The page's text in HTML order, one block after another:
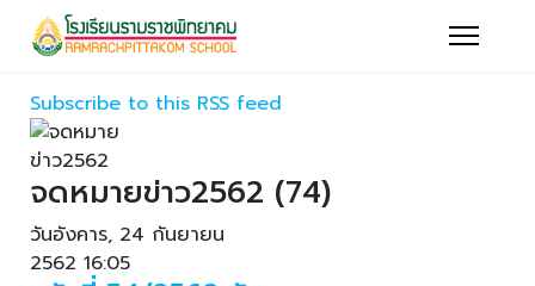
Subscribe to this RSS feed
จดหมายข่าว2562 (74)
วันอังคาร, 24 กันยายน
2562 16:05